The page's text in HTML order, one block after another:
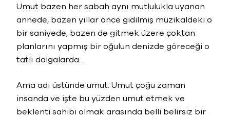
Umut bazen her sabah aynı mutlulukla uyanan
annede, bazen yıllar önce gidilmiş müzikaldeki o
bir saniyede, bazen de gitmek üzere çoktan
planlarını yapmış bir oğulun denizde göreceği o
tatlı dalgalarda…
Ama adı üstünde umut. Umut çoğu zaman
insanda ve işte bu yüzden umut etmek ve
beklenti sahibi olmak arasında belli belirsiz bir